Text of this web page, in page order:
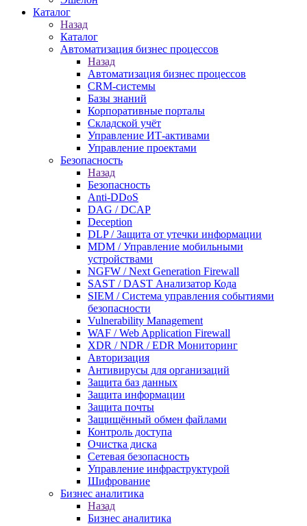
Каталог
Назад
Каталог
Автоматизация бизнес процессов
Назад
Автоматизация бизнес процессов
CRM-системы
Базы знаний
Корпоративные порталы
Складской учёт
Управление ИТ-активами
Управление проектами
Безопасность
Назад
Безопасность
Anti-DDoS
DAG / DCAP
Deception
DLP / Защита от утечки информации
MDM / Управление мобильными
устройствами
NGFW / Next Generation Firewall
SAST / DAST Анализатор Кода
SIEM / Система управления событиями
безопасности
Vulnerability Management
WAF / Web Application Firewall
XDR / NDR / EDR Мониторинг
Авторизация
Антивирусы для организаций
Защита баз данных
Защита информации
Защита почты
Защищённый обмен файлами
Контроль доступа
Очистка диска
Сетевая безопасность
Управление инфраструктурой
Шифрование
Бизнес аналитика
Назад
Бизнес аналитика